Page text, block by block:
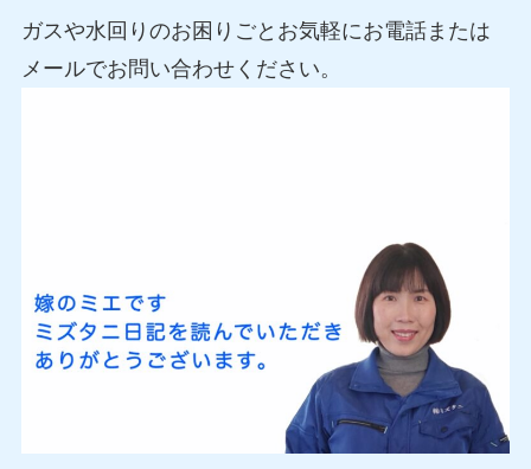
ガスや水回りのお困りごとお気軽にお電話または
メールでお問い合わせください。